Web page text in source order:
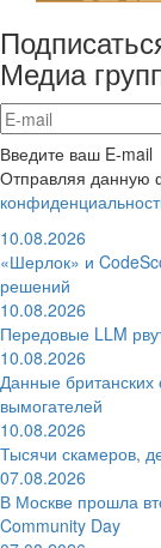
Медиа
Введите ваш E-mail
Отправляя данную
10.08.2026
«Шерлок» и
решений
10.08.2026
Передовые LLM
10.08.2026
Данные британских
вымогателей
10.08.2026
Тысячи скамеров,
07.08.2026
В Москве прошла
Community Day